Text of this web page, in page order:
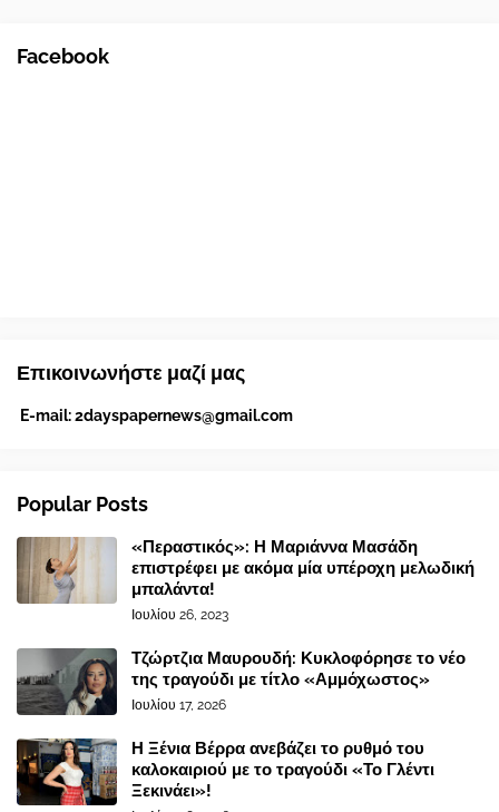
Facebook
Επικοινωνήστε μαζί μας
E-mail:2dayspapernews@gmail.com
Popular Posts
«Περαστικός»: Η Μαριάννα Μασάδη
επιστρέφει με ακόμα μία υπέροχη μελωδική
μπαλάντα!
Ιουλίου 26, 2023
Τζώρτζια Μαυρουδή: Κυκλοφόρησε το νέο
της τραγούδι με τίτλο «Αμμόχωστος»
Ιουλίου 17, 2026
Η Ξένια Βέρρα ανεβάζει το ρυθμό του
καλοκαιριού με το τραγούδι «Το Γλέντι
Ξεκινάει»!